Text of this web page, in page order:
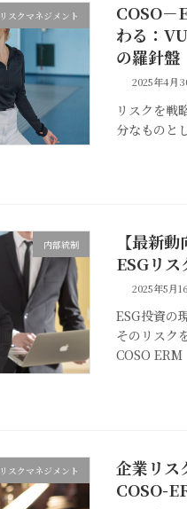
リスクマネジメント
COSO－
わる：
の羅針盤
2025年4月
リスクを戦
分なものと
内部統制
【最新
ESGリス
2025年5月
ESG投資の
そのリスク
COSO
リスクマネジメント
企業リス
COSO-